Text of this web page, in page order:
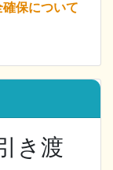
確保について
き渡